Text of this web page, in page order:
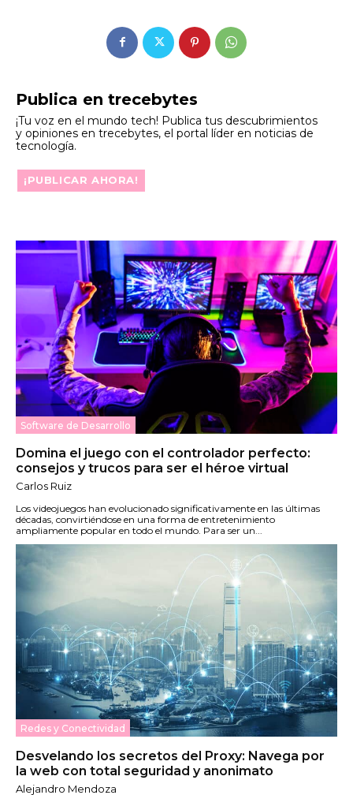
Publica en trecebytes
¡Tu voz en el mundo tech! Publica tus descubrimientos
y opiniones en trecebytes, el portal líder en noticias de
tecnología.
¡PUBLICAR AHORA!
Software de Desarrollo
Domina el juego con el controlador perfecto:
consejos y trucos para ser el héroe virtual
Carlos Ruiz
Los videojuegos han evolucionado significativamente en las últimas
décadas, convirtiéndose en una forma de entretenimiento
ampliamente popular en todo el mundo. Para ser un...
Redes y Conectividad
Desvelando los secretos del Proxy: Navega por
la web con total seguridad y anonimato
Alejandro Mendoza